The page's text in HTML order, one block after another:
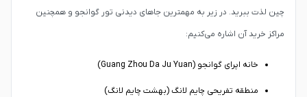
چین لذت ببرید. در زیر به مهمترین جاهای دیدنی تور گوانجو و همچنین
مراکز خرید آن اشاره می‌کنیم:
خانه اپرای گوانجو (Guang Zhou Da Ju Yuan)
منطقه تفریحی چایم لانگ (بهشت چایم لانگ)